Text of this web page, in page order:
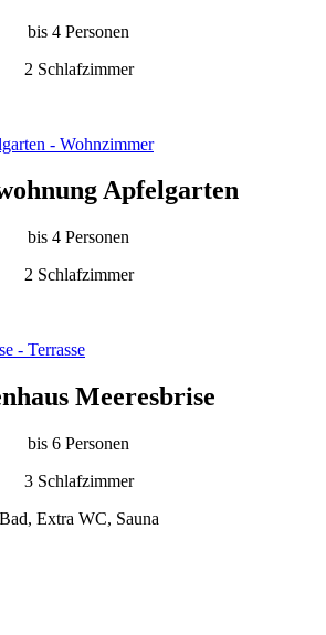
bis 4 Personen
2 Schlafzimmer
Apfelgarten
bis 4 Personen
2 Schlafzimmer
Meeresbrise
bis 6 Personen
3 Schlafzimmer
Bad, Extra WC, Sauna